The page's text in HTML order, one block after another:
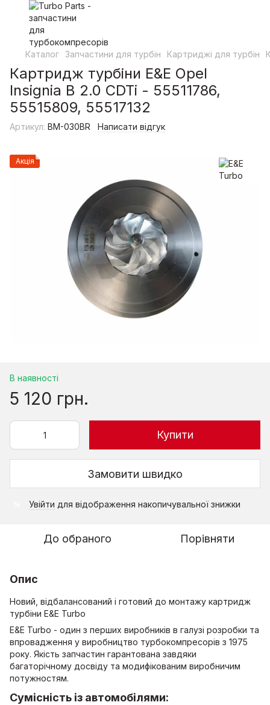
Каталог Запчастини для турбін Картриджі для турбін
Картридж турбіни Е&Е Opel
Insignia B 2.0 CDTi - 55511786,
55515809, 55517132
Артикул: BM-030BR Написати відгук
Акція
В наявності
5 120 грн.
Купити
Замовити швидко
Увійти для відображення накопичувальної знижки
До обраного Порівняти
Опис
Новий, відбалансований і готовий до монтажу картридж
турбіни E&E Turbo
E&E Turbo - один з перших виробників в галузі розробки та
впровадження у виробництво турбокомпресорів з 1975
року. Якість запчастин гарантована завдяки
багаторічному досвіду та модифікованим виробничим
потужностям.
Сумісність із автомобілями: